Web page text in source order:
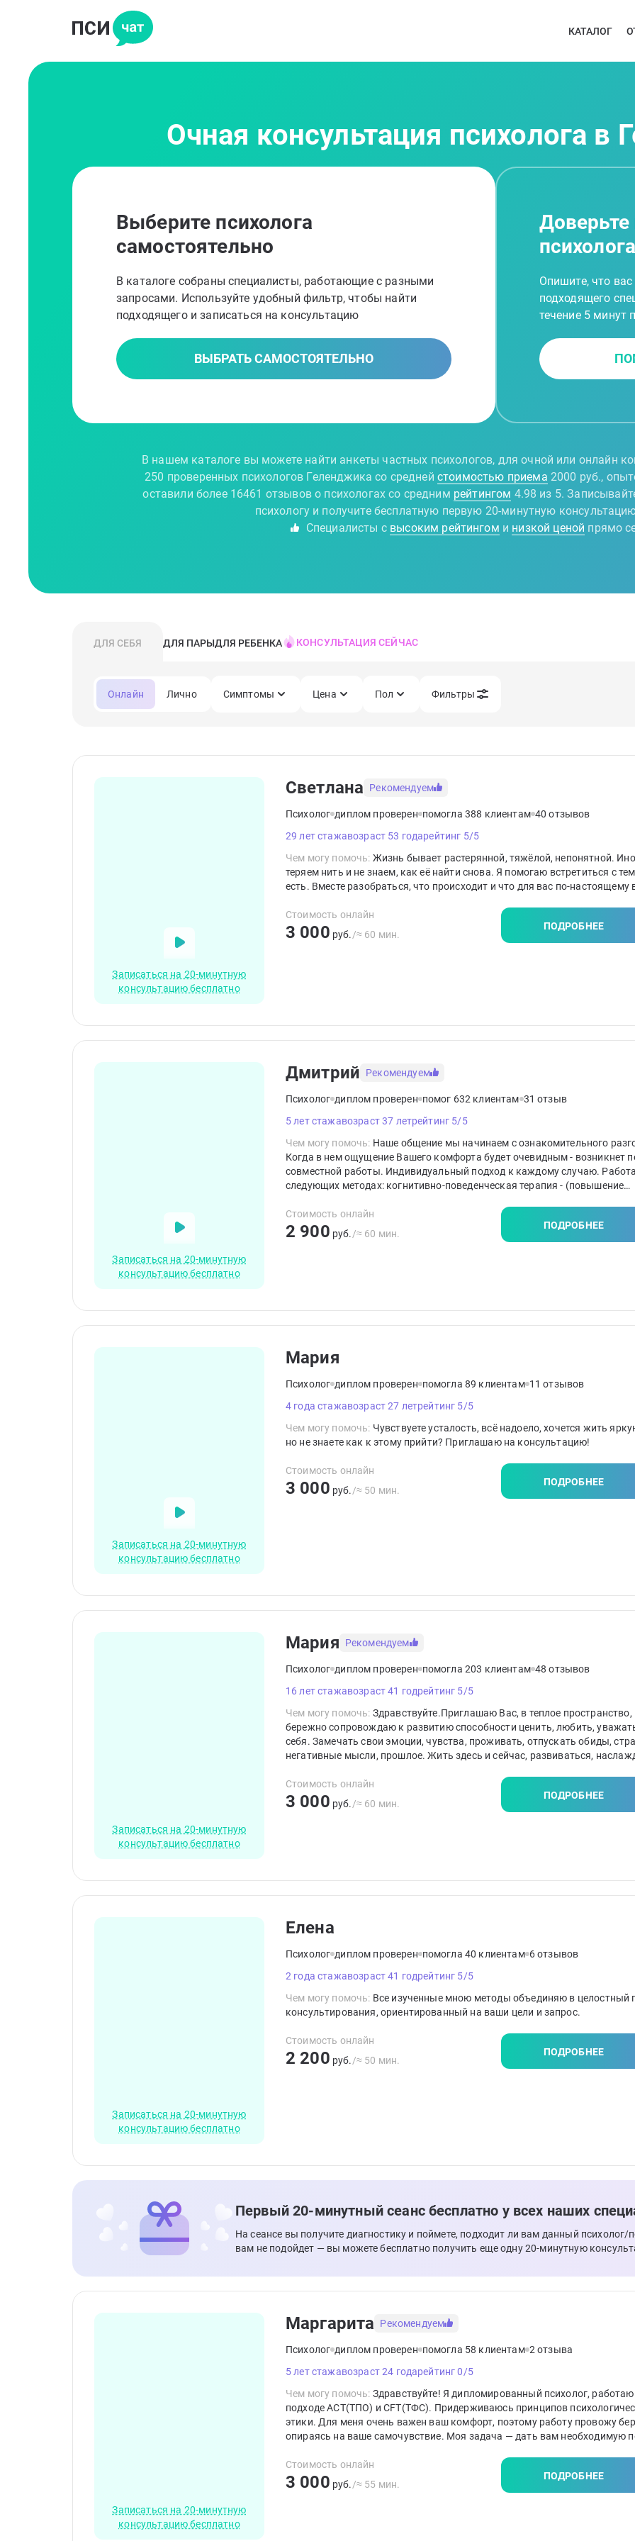
КАТАЛОГ
Очная консультация психолога в
Выберите психолога
самостоятельно
В каталоге собраны специалисты, работающие с разными
запросами. Используйте удобный фильтр, чтобы найти
подходящего и записаться на консультацию
ВЫБРАТЬ САМОСТОЯТЕЛЬНО
Опишите, что
подходящего
течение 5 минут
В нашем каталоге вы можете найти анкеты частных психологов, для очной или онлайн
250 проверенных психологов Геленджика со средней стоимостью приема 2000 руб.,
оставили более 16461 отзывов о психологах со средним рейтингом 4.98 из 5.
психологу и получите бесплатную первую 20-минутную
Специалисты с высоким рейтингом и низкой ценой прямо
ДЛЯ СЕБЯ ДЛЯ ПАРЫДЛЯ РЕБЕНКА КОНСУЛЬТАЦИЯ СЕЙЧАС
Онлайн Лично Симптомы Цена Пол Фильтры
Записаться на 20-минутную
консультацию бесплатно
Светлана Рекомендуем
Психолог диплом проверен помогла 388 клиентам 40 отзывов
29 лет стажавозраст 53 годарейтинг 5/5
Чем могу помочь: Жизнь бывает растерянной, тяжёлой, непонятной.
теряем нить и не знаем, как её найти снова. Я помогаю встретиться с
есть. Вместе разобраться, что происходит и что для вас по-настоящему
Стоимость онлайн
3 000 руб./≈ 60 мин.
ПОДРОБНЕЕ
Записаться на 20-минутную
консультацию бесплатно
Дмитрий Рекомендуем
Психолог диплом проверен помог 632 клиентам 31 отзыв
5 лет стажавозраст 37 летрейтинг 5/5
Чем могу помочь: Наше общение мы начинаем с ознакомительного
Когда в нем ощущение Вашего комфорта будет очевидным - возникнет
совместной работы. Индивидуальный подход к каждому случаю.
следующих методах: когнитивно-поведенческая терапия - (повышение
терапия, коучинг. Работа всегда с учётом особенностей клиента.
принципу: "Прежде всего - не навреди".
Стоимость онлайн
2 900 руб./≈ 60 мин.
ПОДРОБНЕЕ
Записаться на 20-минутную
консультацию бесплатно
Мария
Психолог диплом проверен помогла 89 клиентам 11 отзывов
4 года стажавозраст 27 летрейтинг 5/5
Чем могу помочь: Чувствуете усталость, всё надоело, хочется жить
но не знаете как к этому прийти? Приглашаю на консультацию!
Стоимость онлайн
3 000 руб./≈ 50 мин.
ПОДРОБНЕЕ
Записаться на 20-минутную
консультацию бесплатно
Мария Рекомендуем
Психолог диплом проверен помогла 203 клиентам 48 отзывов
16 лет стажавозраст 41 годрейтинг 5/5
Чем могу помочь: Здравствуйте.Приглашаю Вас, в теплое пространство,
бережно сопровождаю к развитию способности ценить, любить,
себя. Замечать свои эмоции, чувства, проживать, отпускать обиды,
негативные мысли, прошлое. Жить здесь и сейчас, развиваться,
трансформировать свое мышление с принятием ответственности за
Стоимость онлайн
3 000 руб./≈ 60 мин.
ПОДРОБНЕЕ
Записаться на 20-минутную
консультацию бесплатно
Елена
Психолог диплом проверен помогла 40 клиентам 6 отзывов
2 года стажавозраст 41 годрейтинг 5/5
Чем могу помочь: Все изученные мною методы объединяю в целостный
консультирования, ориентированный на ваши цели и запрос.
Стоимость онлайн
2 200 руб./≈ 50 мин.
ПОДРОБНЕЕ
Первый 20-минутный сеанс бесплатно у всех наших
На сеансе вы получите диагностику и поймете, подходит ли вам данный
вам не подойдет — вы можете бесплатно получить еще одну 20-минутную
Записаться на 20-минутную
консультацию бесплатно
Маргарита Рекомендуем
Психолог диплом проверен помогла 58 клиентам 2 отзыва
5 лет стажавозраст 24 годарейтинг 0/5
Чем могу помочь: Здравствуйте! Я дипломированный психолог,
подходе ACT(ТПО) и CFT(ТФС). Придерживаюсь принципов
этики. Для меня очень важен ваш комфорт, поэтому работу провожу
опираясь на ваше самочувствие. Моя задача — дать вам необходимую
Стоимость онлайн
3 000 руб./≈ 55 мин.
ПОДРОБНЕЕ